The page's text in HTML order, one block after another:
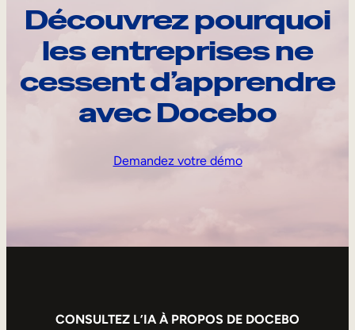
Découvrez pourquoi
les entreprises ne
cessent d’apprendre
avec Docebo
Demandez votre démo
CONSULTEZ L’IA À PROPOS DE DOCEBO